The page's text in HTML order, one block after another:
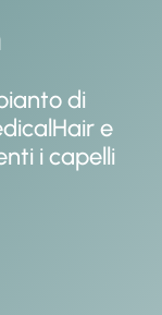
di
e
i capelli